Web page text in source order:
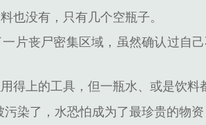
也没有，只有几个空瓶子。
片丧尸密集区域，虽然确认过自
得上的工具，但一瓶水、或是饮料
染了，水恐怕成为了最珍贵的物